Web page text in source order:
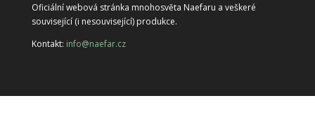
Oficiální webová stránka mnohosvěta Naefaru a veškeré
související (i nesouvisející) produkce.
Kontakt: info@naefar.cz